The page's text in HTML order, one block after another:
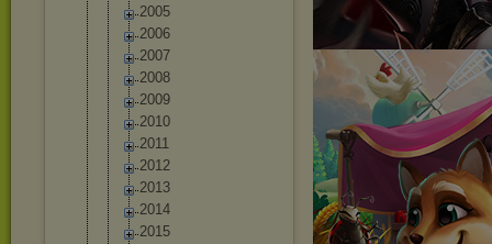
2005
2006
2007
2008
2009
2010
2011
2012
2013
2014
2015